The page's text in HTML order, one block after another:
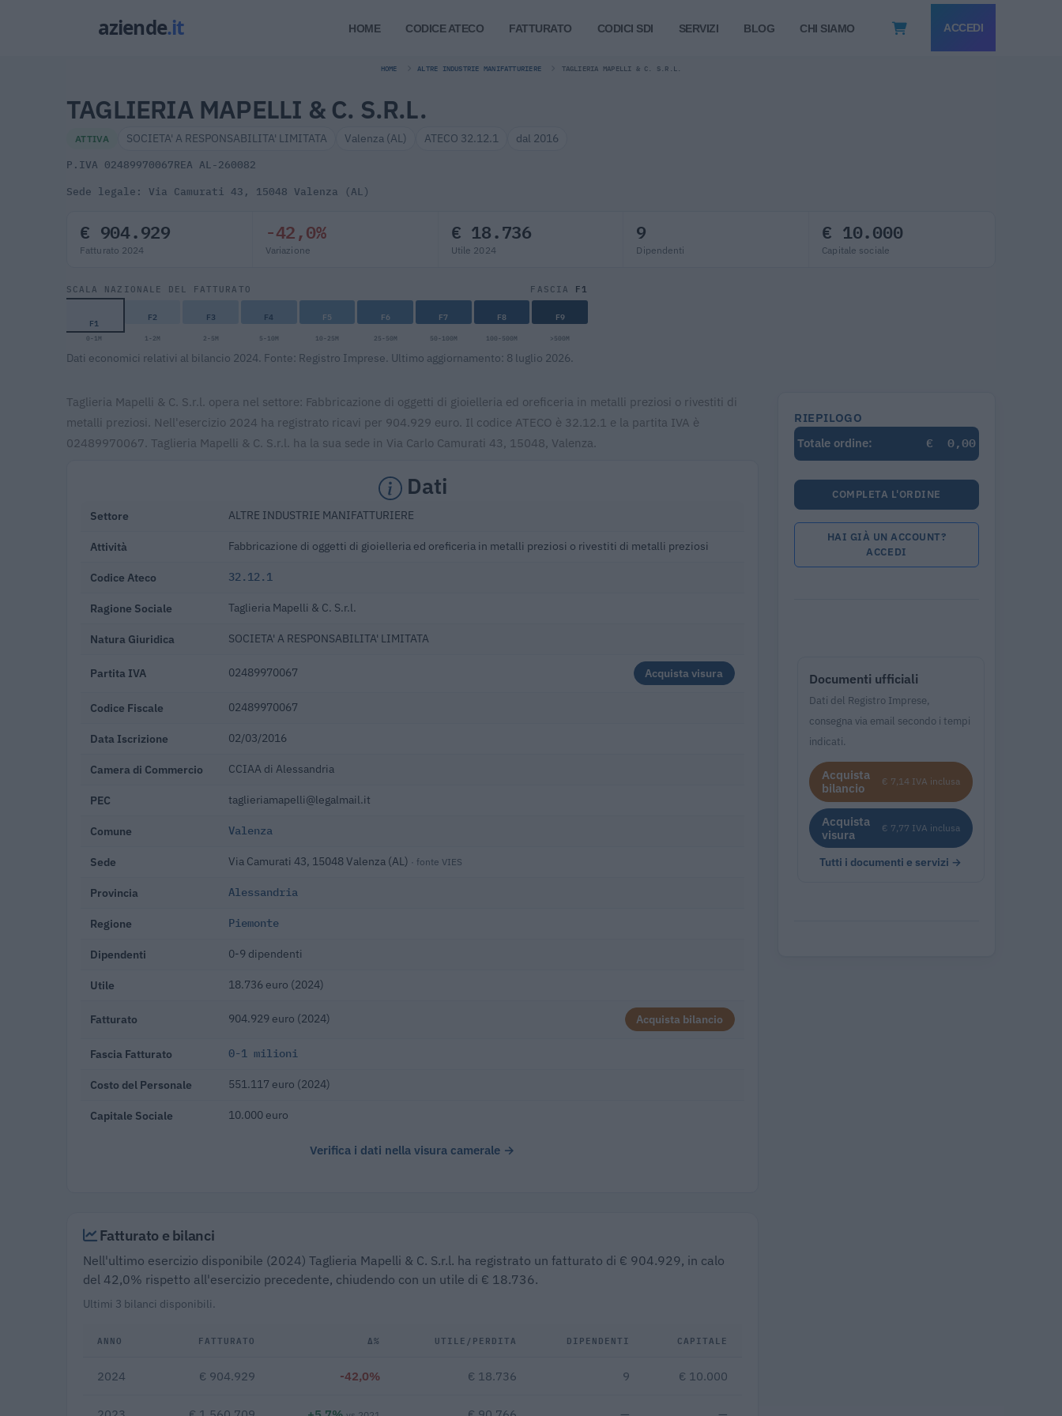
HOME CODICE ATECO FATTURATO CODICI SDI SERVIZI BLOG CHI SIAMO ACCEDI
HOME ALTRE INDUSTRIE MANIFATTURIERE TAGLIERIA MAPELLI & C. S.R.L.
TAGLIERIA MAPELLI & C. S.R.L.
ATTIVA SOCIETA' A RESPONSABILITA' LIMITATA Valenza (AL) ATECO 32.12.1 dal 2016
P.IVA 02489970067REA AL-260082
Sede legale: Via Camurati 43, 15048 Valenza (AL)
€ 904.929
Fatturato 2024
-42,0%
Variazione
€ 18.736
Utile 2024
9
Dipendenti
€ 10.000
Capitale sociale
SCALA NAZIONALE DEL FATTURATO FASCIA F1
F1 F2 F3 F4 F5 F6 F7 F8 F9
0-1M 1-2M 2-5M 5-10M 10-25M 25-50M 50-100M 100-500M >500M
Dati economici relativi al bilancio 2024. Fonte: Registro Imprese. Ultimo aggiornamento: 8 luglio 2026.
Taglieria Mapelli & C. S.r.l. opera nel settore: Fabbricazione di oggetti di gioielleria ed oreficeria in metalli preziosi o rivestiti di
metalli preziosi. Nell'esercizio 2024 ha registrato ricavi per 904.929 euro. Il codice ATECO è 32.12.1 e la partita IVA è
02489970067. Taglieria Mapelli & C. S.r.l. ha la sua sede in Via Carlo Camurati 43, 15048, Valenza.
Dati
Settore ALTRE INDUSTRIE MANIFATTURIERE
Attività Fabbricazione di oggetti di gioielleria ed oreficeria in metalli preziosi o rivestiti di metalli preziosi
Codice Ateco 32.12.1
Ragione Sociale Taglieria Mapelli & C. S.r.l.
Natura Giuridica SOCIETA' A RESPONSABILITA' LIMITATA
Partita IVA 02489970067 Acquista visura
Codice Fiscale 02489970067
Data Iscrizione 02/03/2016
Camera di Commercio CCIAA di Alessandria
PEC taglieriamapelli@legalmail.it
Comune Valenza
Sede Via Camurati 43, 15048 Valenza (AL) · fonte VIES
Provincia Alessandria
Regione Piemonte
Dipendenti 0-9 dipendenti
Utile 18.736 euro (2024)
Fatturato 904.929 euro (2024) Acquista bilancio
Fascia Fatturato 0-1 milioni
Costo del Personale 551.117 euro (2024)
Capitale Sociale 10.000 euro
Verifica i dati nella visura camerale →
Fatturato e bilanci
Nell'ultimo esercizio disponibile (2024) Taglieria Mapelli & C. S.r.l. ha registrato un fatturato di € 904.929, in calo
del 42,0% rispetto all'esercizio precedente, chiudendo con un utile di € 18.736.
Ultimi 3 bilanci disponibili.
ANNO FATTURATO Δ% UTILE/PERDITA DIPENDENTI CAPITALE
2024 € 904.929 -42,0% € 18.736 9 € 10.000
RIEPILOGO
Totale ordine:
€ 0,00
COMPLETA L'ORDINE
HAI GIÀ UN ACCOUNT?
ACCEDI
Documenti ufficiali
Dati del Registro Imprese,
consegna via email secondo i tempi
indicati.
Acquista
bilancio
€ 7,14 IVA inclusa
Acquista
visura
€ 7,77 IVA inclusa
Tutti i documenti e servizi →